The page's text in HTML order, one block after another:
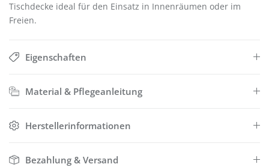
Tischdecke ideal für den Einsatz in Innenräumen oder im
Freien.
Eigenschaften
Material & Pflegeanleitung
Herstellerinformationen
Bezahlung & Versand